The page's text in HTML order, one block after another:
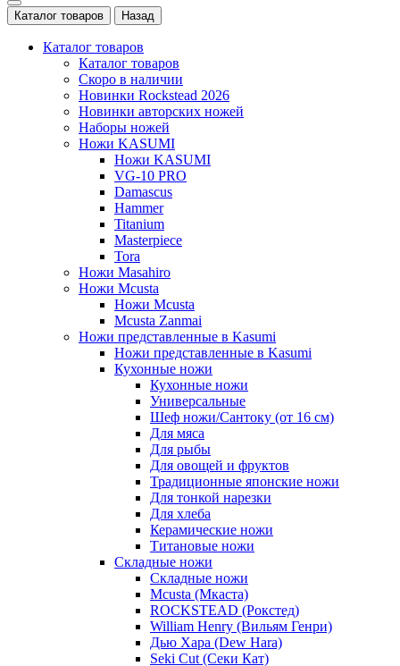
Каталог товаров Назад
Каталог товаров
Каталог товаров
Скоро в наличии
Новинки Rockstead 2026
Новинки авторских ножей
Наборы ножей
Ножи KASUMI
Ножи KASUMI
VG-10 PRO
Damascus
Hammer
Titanium
Masterpiece
Tora
Ножи Masahiro
Ножи Mcusta
Ножи Mcusta
Mcusta Zanmai
Ножи представленные в Kasumi
Ножи представленные в Kasumi
Кухонные ножи
Кухонные ножи
Универсальные
Шеф ножи/Сантоку (от 16 см)
Для мяса
Для рыбы
Для овощей и фруктов
Традиционные японские ножи
Для тонкой нарезки
Для хлеба
Керамические ножи
Титановые ножи
Складные ножи
Складные ножи
Mcusta (Мкаста)
ROCKSTEAD (Рокстед)
William Henry (Вильям Генри)
Дью Хара (Dew Hara)
Seki Cut (Секи Кат)